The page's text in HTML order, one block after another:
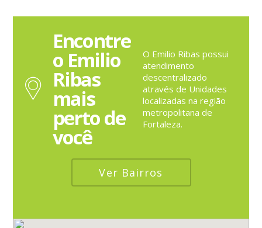
Encontre
o Emilio
Ribas
mais
perto de
você
O Emilio Ribas possui
atendimento
descentralizado
através de Unidades
localizadas na região
metropolitana de
Fortaleza.
Ver Bairros